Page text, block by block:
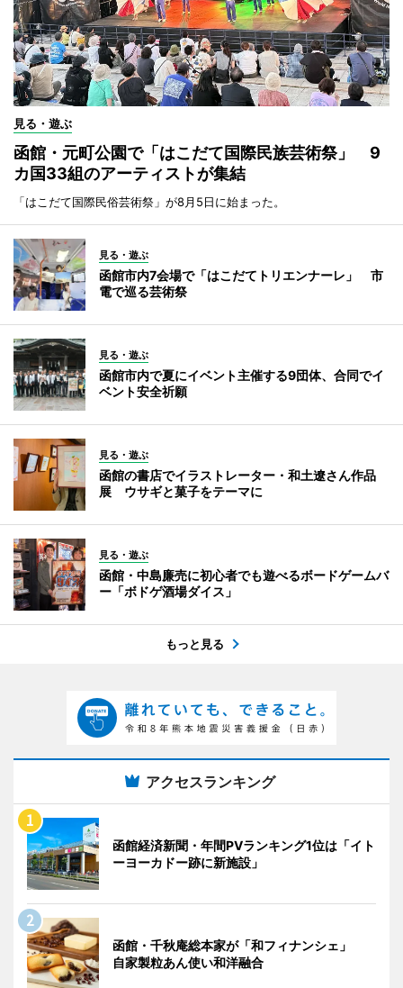
見る・遊ぶ
函館・元町公園で「はこだて国際民族芸術祭」 9
カ国33組のアーティストが集結
「はこだて国際民俗芸術祭」が8月5日に始まった。
見る・遊ぶ
函館市内7会場で「はこだてトリエンナーレ」 市
電で巡る芸術祭
見る・遊ぶ
函館市内で夏にイベント主催する9団体、合同でイ
ベント安全祈願
見る・遊ぶ
函館の書店でイラストレーター・和土遼さん作品
展 ウサギと菓子をテーマに
見る・遊ぶ
函館・中島廉売に初心者でも遊べるボードゲームバ
ー「ボドゲ酒場ダイス」
もっと見る
アクセスランキング
函館経済新聞・年間PVランキング1位は「イト
ーヨーカドー跡に新施設」
函館・千秋庵総本家が「和フィナンシェ」
自家製粒あん使い和洋融合